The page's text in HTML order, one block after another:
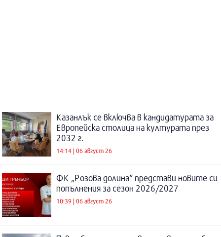
Казанлък се включва в кандидатурата за
Европейска столица на културата през
2032 г.
14:14 | 06 август 26
ФК „Розова долина“ представи новите си
попълнения за сезон 2026/2027
10:39 | 06 август 26